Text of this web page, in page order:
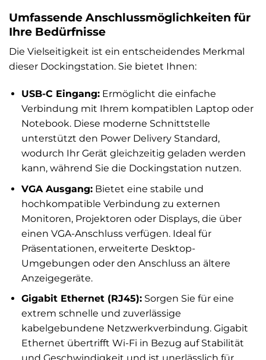
Umfassende Anschlussmöglichkeiten für
Ihre Bedürfnisse
Die Vielseitigkeit ist ein entscheidendes Merkmal
dieser Dockingstation. Sie bietet Ihnen:
USB-C Eingang:Ermöglicht die einfache
Verbindung mit Ihrem kompatiblen Laptop oder
Notebook. Diese moderne Schnittstelle
unterstützt den Power Delivery Standard,
wodurch Ihr Gerät gleichzeitig geladen werden
kann, während Sie die Dockingstation nutzen.
VGA Ausgang:Bietet eine stabile und
hochkompatible Verbindung zu externen
Monitoren, Projektoren oder Displays, die über
einen VGA-Anschluss verfügen. Ideal für
Präsentationen, erweiterte Desktop-
Umgebungen oder den Anschluss an ältere
Anzeigegeräte.
Gigabit Ethernet (RJ45):Sorgen Sie für eine
extrem schnelle und zuverlässige
kabelgebundene Netzwerkverbindung. Gigabit
Ethernet übertrifft Wi-Fi in Bezug auf Stabilität